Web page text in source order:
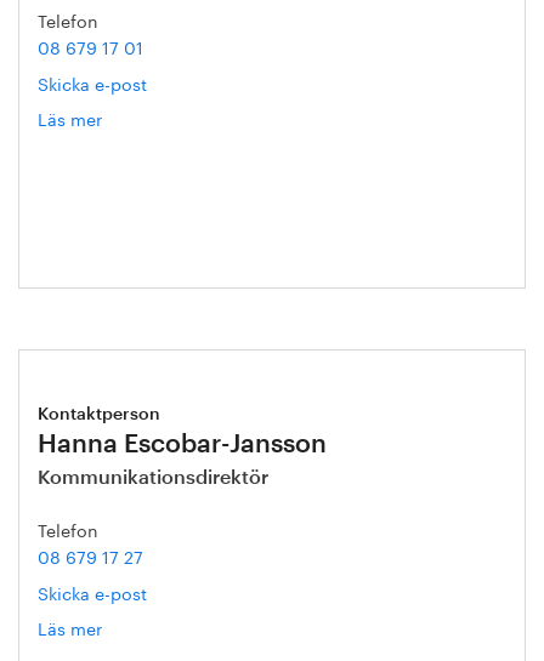
Telefon
08 679 17 01
Skicka e-post
Läs mer
Kontaktperson
Hanna Escobar-Jansson
Kommunikationsdirektör
Telefon
08 679 17 27
Skicka e-post
Läs mer